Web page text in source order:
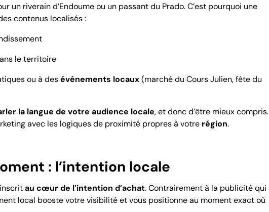
un riverain d’Endoume ou un passant du Prado. C’est pourquoi une
contenus localisés :
le territoire
ou à desévénements locaux(marché du Cours Julien, fête du
la langue de votre audience locale, et donc d’être mieux compris.
avec les logiques de proximité propres à votre région.
: l’intention locale
au cœur de l’intention d’achat. Contrairement à la publicité qui
local booste votre visibilité et vous positionne au moment exact où